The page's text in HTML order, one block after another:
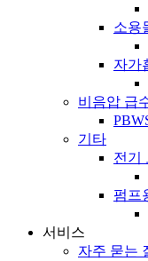
소용
자가
비음압 급
기타
전기
펌프
서비스
자주 묻는